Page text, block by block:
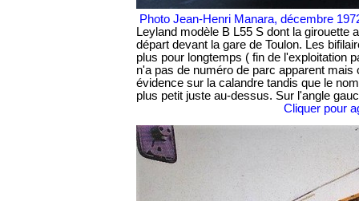
Photo Jean-Henri Manara, décembre
Leyland modèle B L55 S dont la girouette
départ devant la gare de Toulon. Les
plus pour longtemps ( fin de l'exploitation
n'a pas de numéro de parc apparent
évidence sur la calandre tandis que le
plus petit juste au-dessus. Sur l'angle
Cliquer pour